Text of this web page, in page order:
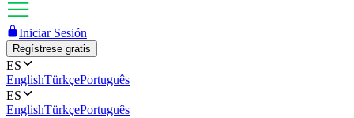
Iniciar Sesión
Regístrese gratis
ES
EnglishTürkçePortuguês
ES
EnglishTürkçePortuguês